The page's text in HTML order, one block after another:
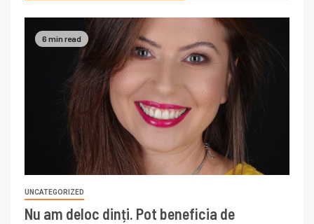
6 min read
UNCATEGORIZED
Nu am deloc dinți. Pot beneficia de